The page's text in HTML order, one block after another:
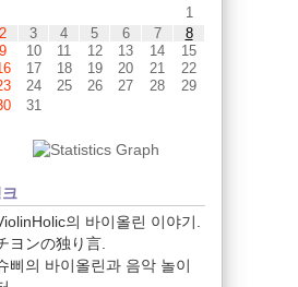
1
2
3 4 5 6 7
8
9
10 11 12 13 14
15
17 18 19 20 21
22
24 25 26 27 28
29
31
의 바이올린 이야기.
ヨンの独り言.
삐의 바이올린과 음악 놀이